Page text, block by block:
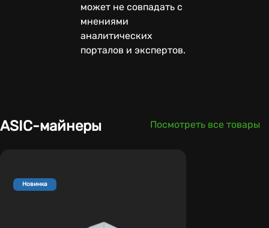
может не совпадать с
мнениями
аналитических
порталов и экспертов.
ASIC-майнеры Посмотреть все товары
Новинка